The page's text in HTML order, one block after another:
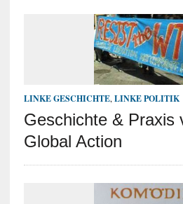
LINKE GESCHICHTE, LINKE POLITIK
Geschichte & Praxis
Global Action